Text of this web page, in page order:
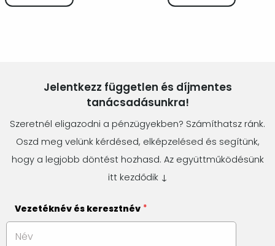
Jelentkezz független és díjmentes
tanácsadásunkra!
Szeretnél eligazodni a pénzügyekben? Számíthatsz ránk.
Oszd meg velünk kérdésed, elképzelésed és segítünk,
hogy a legjobb döntést hozhasd. Az együttműködésünk
itt kezdődik ↓
Vezetéknév és keresztnév